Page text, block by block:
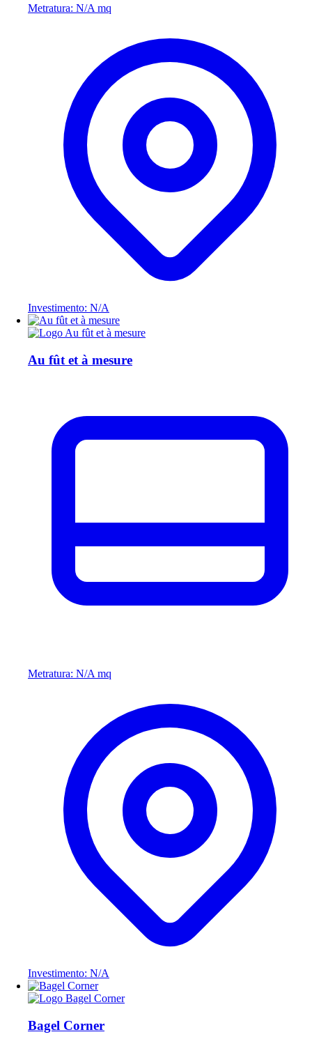
Metratura: N/A mq
Investimento: N/A
Au fût et à mesure
Metratura: N/A mq
Investimento: N/A
Bagel Corner